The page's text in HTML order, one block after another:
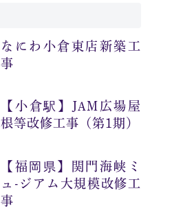
なにわ小倉東店新築工
事
【小倉駅】JAM広場屋
根等改修工事（第1期）
【福岡県】関門海峡ミ
ュ-ジアム大規模改修工
事